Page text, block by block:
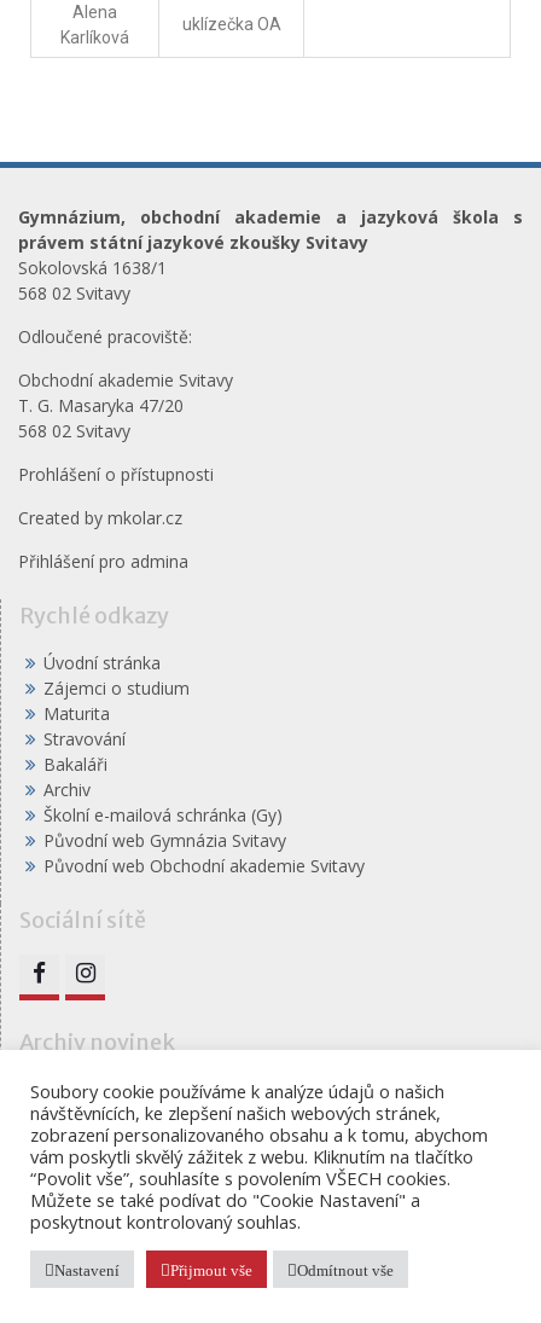
Alena
Karlíková
uklízečka OA
Gymnázium, obchodní akademie a jazyková škola s
právem státní jazykové zkoušky Svitavy
Sokolovská 1638/1
568 02 Svitavy
Odloučené pracoviště:
Obchodní akademie Svitavy
T. G. Masaryka 47/20
568 02 Svitavy
Prohlášení o přístupnosti
Created by mkolar.cz
Přihlášení pro admina
Rychlé odkazy
Úvodní stránka
Zájemci o studium
Maturita
Stravování
Bakaláři
Archiv
Školní e-mailová schránka (Gy)
Původní web Gymnázia Svitavy
Původní web Obchodní akademie Svitavy
Sociální sítě
Archiv novinek
Gymnázium, obchodní akademie a jazyková škola s
právem státní jazykové školy Svitavy
Proudly powered by WordPress |Education Hub by
Themes
Soubory cookie používáme k analýze údajů o našich
návštěvnících, ke zlepšení našich webových stránek,
zobrazení personalizovaného obsahu a k tomu, abychom
vám poskytli skvělý zážitek z webu. Kliknutím na tlačítko
“Povolit vše”, souhlasíte s povolením VŠECH cookies.
Můžete se také podívat do "Cookie Nastavení" a
poskytnout kontrolovaný souhlas.
Nastavení Přijmout vše Odmítnout vše